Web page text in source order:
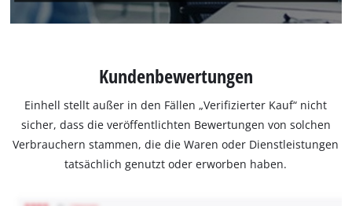
Kundenbewertungen
Einhell stellt außer in den Fällen „Verifizierter Kauf“ nicht
sicher, dass die veröffentlichten Bewertungen von solchen
Verbrauchern stammen, die die Waren oder Dienstleistungen
tatsächlich genutzt oder erworben haben.